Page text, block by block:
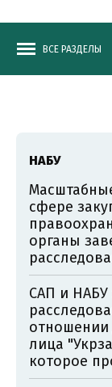
ВСЕ РАЗДЕЛЫ
НАБУ
сфере
органы
САП и
отношении
лица
которое